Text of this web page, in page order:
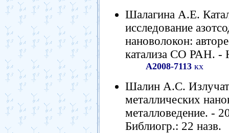
Шалагина А.Е.
исследование
нановолокон:
катализа СО РАН. -
А2008-7113 кх
Шалин А.С.
металлических
металловедение. -
Библиогр.: 22 назв.